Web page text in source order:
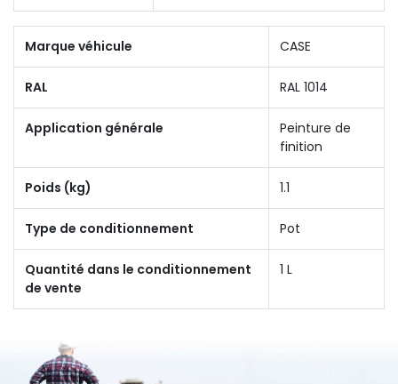
Marque véhicule CASE
RAL RAL 1014
Application générale
Peinture de
finition
Poids (kg) 1.1
Type de conditionnement Pot
Quantité dans le conditionnement
de vente
1 L